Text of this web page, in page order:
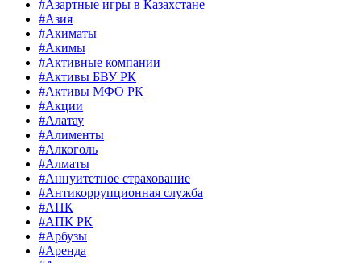
#Азартные игры в Казахстане
#Азия
#Акиматы
#Акимы
#Активные компании
#Активы БВУ РК
#Активы МФО РК
#Акции
#Алатау
#Алименты
#Алкоголь
#Алматы
#Аннуитетное страхование
#Антикоррупционная служба
#АПК
#АПК РК
#Арбузы
#Аренда